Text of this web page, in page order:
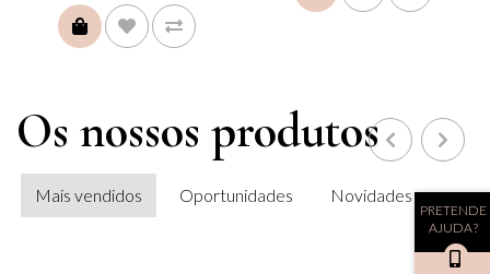
COMPRAR
Os nossos produtos
Mais vendidos Oportunidades Novidades
PRETENDE
AJUDA?